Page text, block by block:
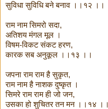
सुविधा सुविधि बने बनाव ।।१२ ।।
राम नाम सिमरो सदा,
अतिशय मंगल मूल ।
विषम-विकट संकट हरण,
कारक सब अनुकूल ।।१३ ।।
जपना राम राम है सुकृत,
राम नाम है नाशक दुष्कृत ।
सिमरे राम राम ही जो जन,
उसका हो शुचितर तन मन ।।१४ ।।